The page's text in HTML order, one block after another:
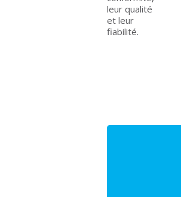
leur qualité
et leur
fiabilité.